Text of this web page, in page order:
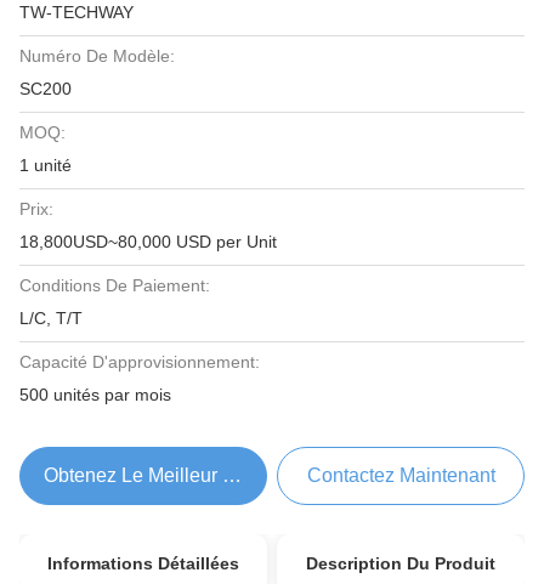
TW-TECHWAY
Numéro De Modèle:
SC200
MOQ:
1 unité
Prix:
18,800USD~80,000 USD per Unit
Conditions De Paiement:
L/C, T/T
Capacité D'approvisionnement:
500 unités par mois
Obtenez Le Meilleur Prix Contactez Maintenant
Informations Détaillées Description Du Produit